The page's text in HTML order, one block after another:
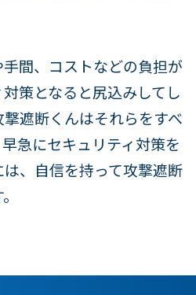
間、コストなどの負担が
策となると尻込みしてし
遮断くんはそれらをすべ
急にセキュリティ対策を
、自信を持って攻撃遮断